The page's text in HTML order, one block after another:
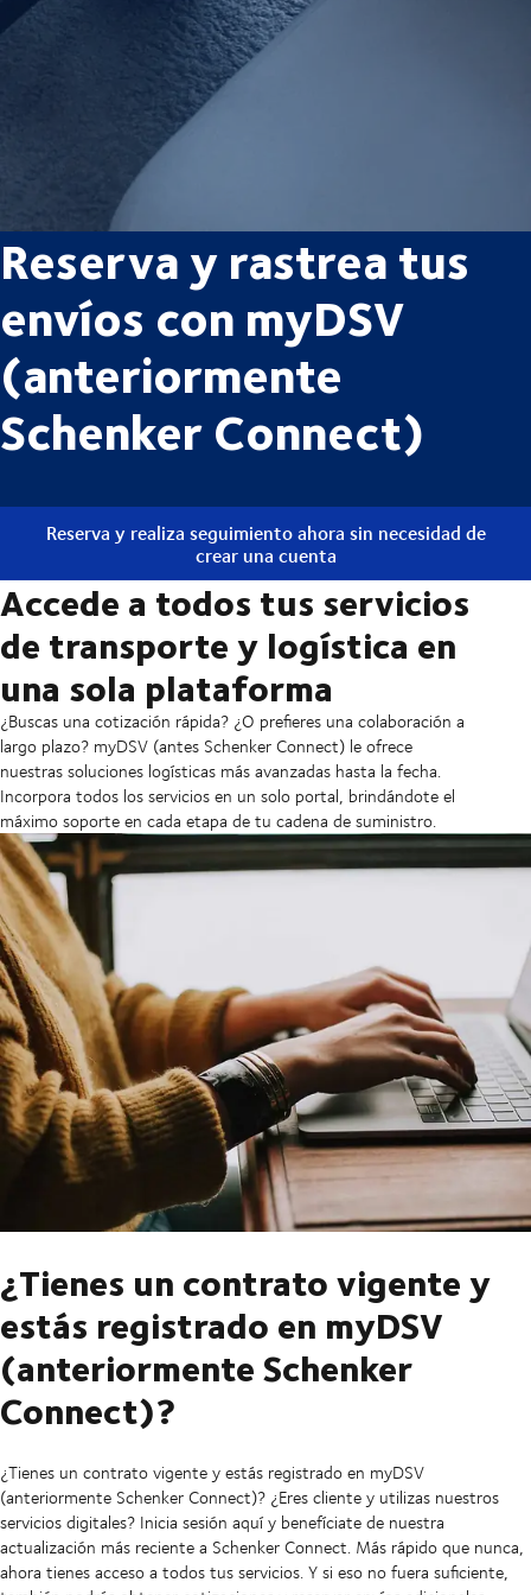
Reserva y rastrea tus
envíos con myDSV
(anteriormente
Schenker Connect)
Reserva y realiza seguimiento ahora sin necesidad de
crear una cuenta
Accede a todos tus servicios
de transporte y logística en
una sola plataforma
¿Buscas una cotización rápida? ¿O prefieres una colaboración a
largo plazo? myDSV (antes Schenker Connect) le ofrece
nuestras soluciones logísticas más avanzadas hasta la fecha.
Incorpora todos los servicios en un solo portal, brindándote el
máximo soporte en cada etapa de tu cadena de suministro.
¿Tienes un contrato vigente y
estás registrado en myDSV
(anteriormente Schenker
Connect)?
¿Tienes un contrato vigente y estás registrado en myDSV
(anteriormente Schenker Connect)? ¿Eres cliente y utilizas nuestros
servicios digitales? Inicia sesión aquí y benefíciate de nuestra
actualización más reciente a Schenker Connect. Más rápido que nunca,
ahora tienes acceso a todos tus servicios. Y si eso no fuera suficiente,